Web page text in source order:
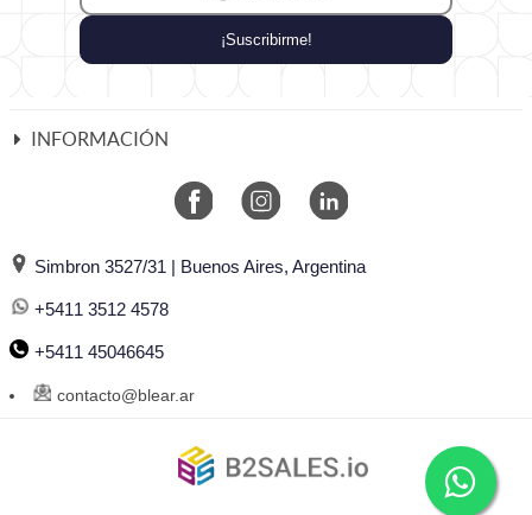
¡Suscribirme!
INFORMACIÓN
Simbron 3527/31 | Buenos Aires, Argentina
+5411 3512 4578
+5411 45046645
contacto@blear.ar